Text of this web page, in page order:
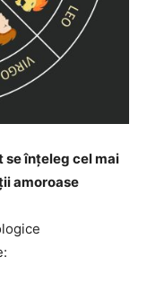
se înţeleg cel mai
amoroase